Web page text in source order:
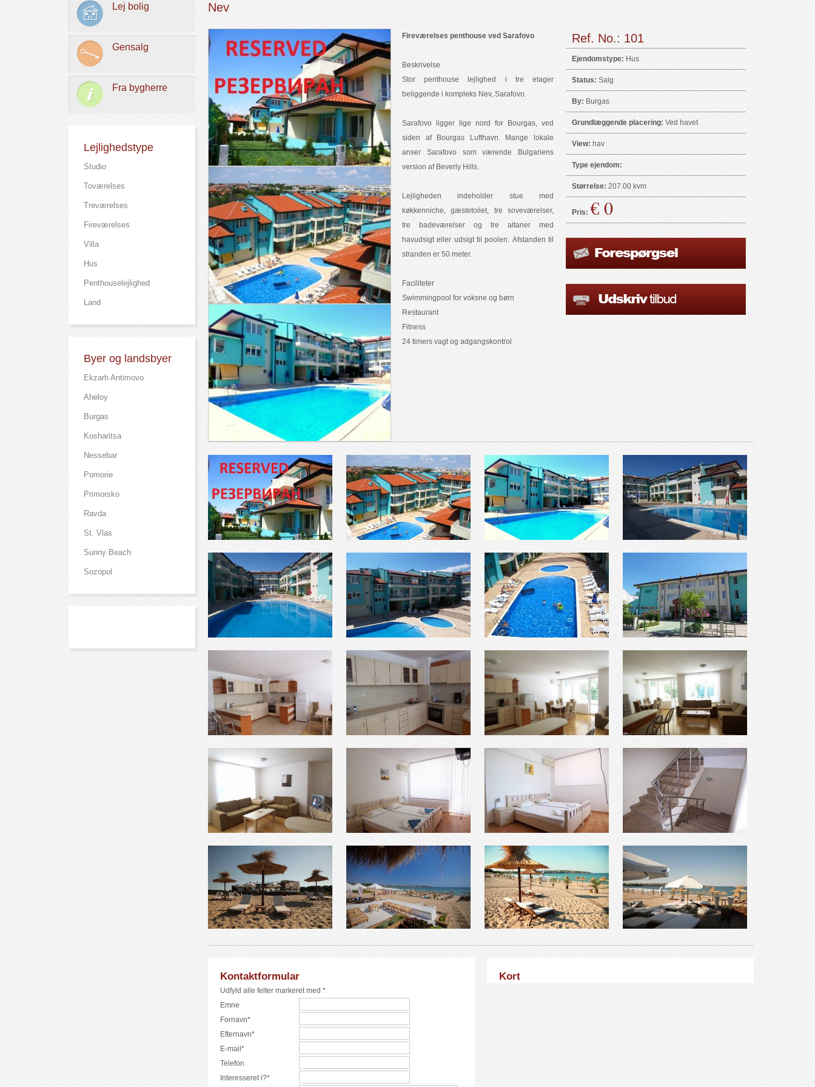
Lej bolig
Gensalg
Fra bygherre
Lejlighedstype
Studio
Toværelses
Treværelses
Fireværelses
Villa
Hus
Рenthouselejlighed
Land
Byer og landsbyer
Ekzarh Antimovo
Aheloy
Burgas
Kosharitsa
Nessebar
Pomorie
Primorsko
Ravda
St. Vlas
Sunny Beach
Sozopol
Nev
Fireværelses penthouse ved Sarafovo
Beskrivelse
Stor penthouse lejlighed i tre etager
beliggende i kompleks Nev, Sarafovo.
Sarafovo ligger lige nord for Bourgas, ved
siden af Bourgas Lufthavn. Mange lokale
anser Sarafovo som værende Bulgariens
version af Beverly Hills.
Lejligheden indeholder stue med
køkkenniche, gæstetoilet, tre soveværelser,
tre badeværelser og tre altaner med
havudsigt eller udsigt til poolen. Afstanden til
stranden er 50 meter.
Faciliteter
Swimmingpool for voksne og børn
Restaurant
Fitness
24 timers vagt og adgangskontrol
Ref. No.: 101
Ejendomstype: Hus
Status: Salg
By: Burgas
Grundlæggende placering: Ved havet
View: hav
Type ejendom:
Størrelse: 207.00 kvm
Pris: € 0
Kontaktformular
Udfyld alle felter markeret med *
Emne
Fornavn*
Efternavn*
E-mail*
Telefon
Interesseret i?*
Kort